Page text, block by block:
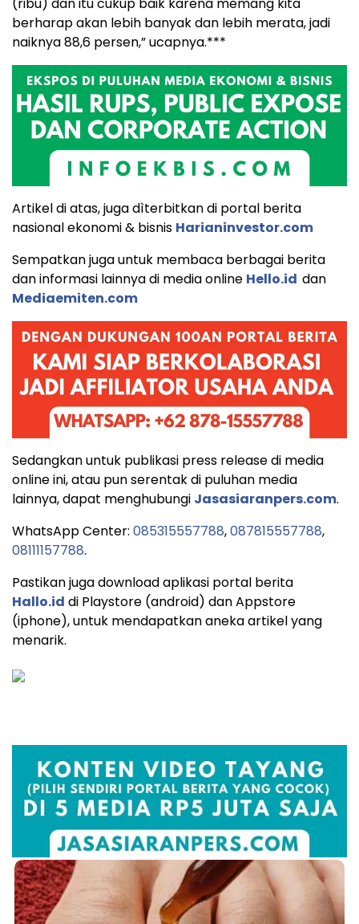
(ribu) dan itu cukup baik karena memang kita
berharap akan lebih banyak dan lebih merata, jadi
naiknya 88,6 persen,” ucapnya.***
Artikel di atas, juga dìterbitkan di portal berita
nasional ekonomi & bisnis Harianinvestor.com
Sempatkan juga untuk membaca berbagai berita
dan informasi lainnya di media online Hello.id dan
Mediaemiten.com
Sedangkan untuk publikasi press release di media
online ini, atau pun serentak di puluhan media
lainnya, dapat menghubungi Jasasiaranpers.com.
WhatsApp Center: 085315557788,087815557788,
08111157788.
Pastikan juga download aplikasi portal berita
Hallo.id di Playstore (android) dan Appstore
(iphone), untuk mendapatkan aneka artikel yang
menarik.